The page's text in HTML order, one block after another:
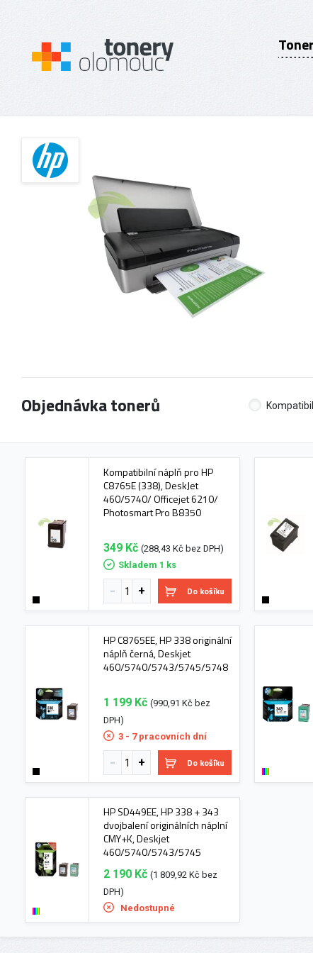
Objednávka tonerů
Kompatibilní náplň pro HP
C8765E (338), DeskJet
460/5740/ Officejet 6210/
Photosmart Pro B8350
349 Kč (288,43 Kč bez DPH)
Skladem 1 ks
Do košíku
HP C8765EE, HP 338 originální
náplň černá, Deskjet
460/5740/5743/5745/5748
1 199 Kč (990,91 Kč bez
DPH)
3 - 7 pracovních dní
Do košíku
HP SD449EE, HP 338 + 343
dvojbalení originálních náplní
CMY+K, Deskjet
460/5740/5743/5745
2 190 Kč (1 809,92 Kč bez
DPH)
Nedostupné